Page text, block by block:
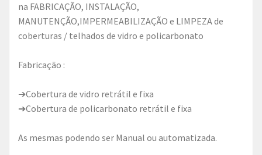
na FABRICAÇÃO, INSTALAÇÃO,
MANUTENÇÃO,IMPERMEABILIZAÇÃO e LIMPEZA de
coberturas / telhados de vidro e policarbonato
Fabricação :
➔Cobertura de vidro retrátil e fixa
➔Cobertura de policarbonato retrátil e fixa
As mesmas podendo ser Manual ou automatizada.